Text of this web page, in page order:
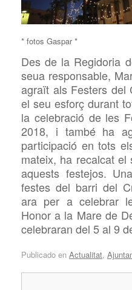
* fotos Gaspar *
Des de la Regidoria
seua responsable,
agraït als Festers del
el seu esforç durant
la celebració de les
2018, i també ha
participació en tots
mateix, ha recalcat el
aquests festejos.
festes del barri del
ara per a celebrar
Honor a la Mare de
celebraran del 5 al 9
Publicado en Actualitat,